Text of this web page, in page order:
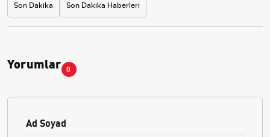
Son Dakika Son Dakika Haberleri
Yorumlar 0
Ad Soyad